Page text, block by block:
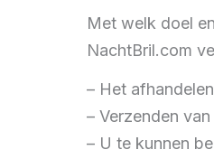
Met welk doel
NachtBril.com
– Het
– Verzenden
– U te kunnen